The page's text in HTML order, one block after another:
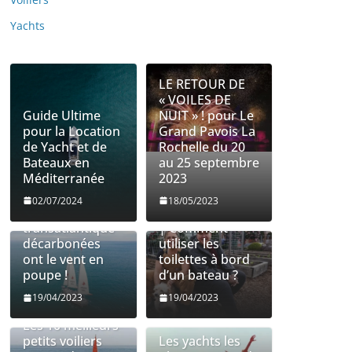
Yachts
Guide Ultime
pour la Location
de Yacht et de
Bateaux en
Méditerranée
02/07/2024
LE RETOUR DE
« VOILES DE
NUIT » ! pour Le
Grand Pavois La
Rochelle du 20
au 25 septembre
2023
18/05/2023
Les entreprises
transatlantique
décarbonées
ont le vent en
poupe !
19/04/2023
Utilisation des
| Comment
utiliser les
toilettes à bord
d’un bateau ?
19/04/2023
Les 10 meilleurs
petits voiliers
Les yachts les